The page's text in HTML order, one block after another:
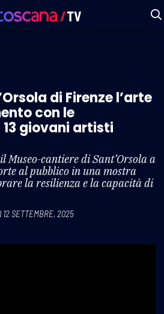
di Firenze l’arte
con le
giovani artisti
Museo-cantiere di Sant’Orsola a
al pubblico in una mostra
la resilienza e la capacità di
12 SETTEMBRE, 2025